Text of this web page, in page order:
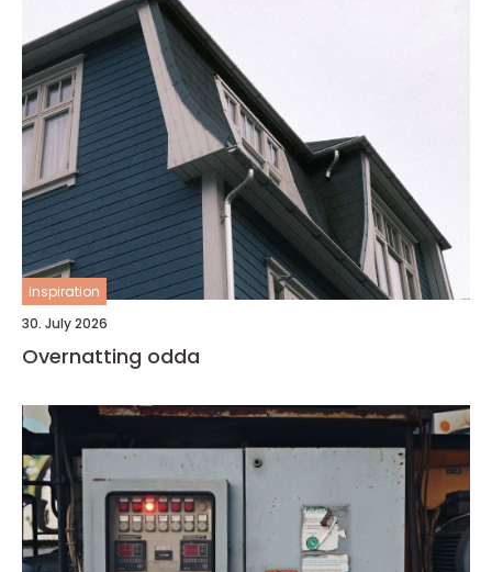
inspiration
30. July 2026
Overnatting odda